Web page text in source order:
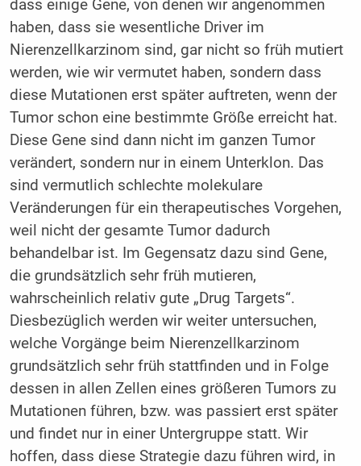
dass einige Gene, von denen wir angenommen
haben, dass sie wesentliche Driver im
Nierenzellkarzinom sind, gar nicht so früh mutiert
werden, wie wir vermutet haben, sondern dass
diese Mutationen erst später auftreten, wenn der
Tumor schon eine bestimmte Größe erreicht hat.
Diese Gene sind dann nicht im ganzen Tumor
verändert, sondern nur in einem Unterklon. Das
sind vermutlich schlechte molekulare
Veränderungen für ein therapeutisches Vorgehen,
weil nicht der gesamte Tumor dadurch
behandelbar ist. Im Gegensatz dazu sind Gene,
die grundsätzlich sehr früh mutieren,
wahrscheinlich relativ gute „Drug Targets“.
Diesbezüglich werden wir weiter untersuchen,
welche Vorgänge beim Nierenzellkarzinom
grundsätzlich sehr früh stattfinden und in Folge
dessen in allen Zellen eines größeren Tumors zu
Mutationen führen, bzw. was passiert erst später
und findet nur in einer Untergruppe statt. Wir
hoffen, dass diese Strategie dazu führen wird, in